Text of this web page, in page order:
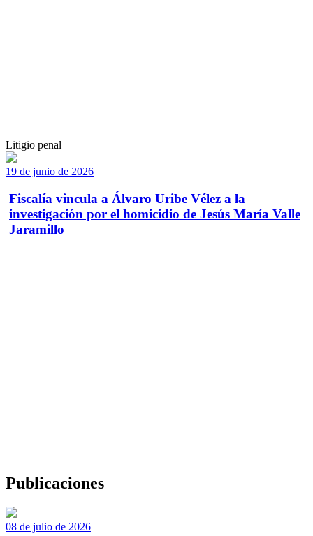
Litigio penal
19 de junio de 2026
Fiscalía vincula a Álvaro Uribe Vélez a la
investigación por el homicidio de Jesús María Valle
Jaramillo
Publicaciones
08 de julio de 2026